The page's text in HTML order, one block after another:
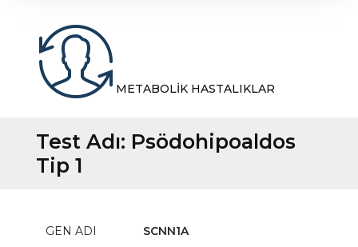
METABOLİK HASTALIKLAR
Test Adı: Psödohipoaldos
Tip 1
GEN ADI SCNN1A